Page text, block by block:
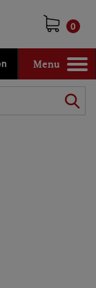
0
Toggle
navigation
Menu